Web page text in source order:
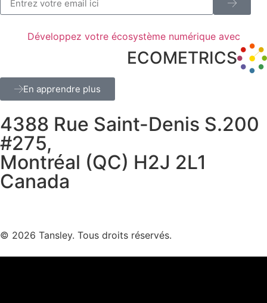
Développez votre écosystème numérique avec
ECOMETRICS
En apprendre plus
4388 Rue Saint-Denis S.200
#275,
Montréal (QC) H2J 2L1
Canada
© 2026 Tansley. Tous droits réservés.